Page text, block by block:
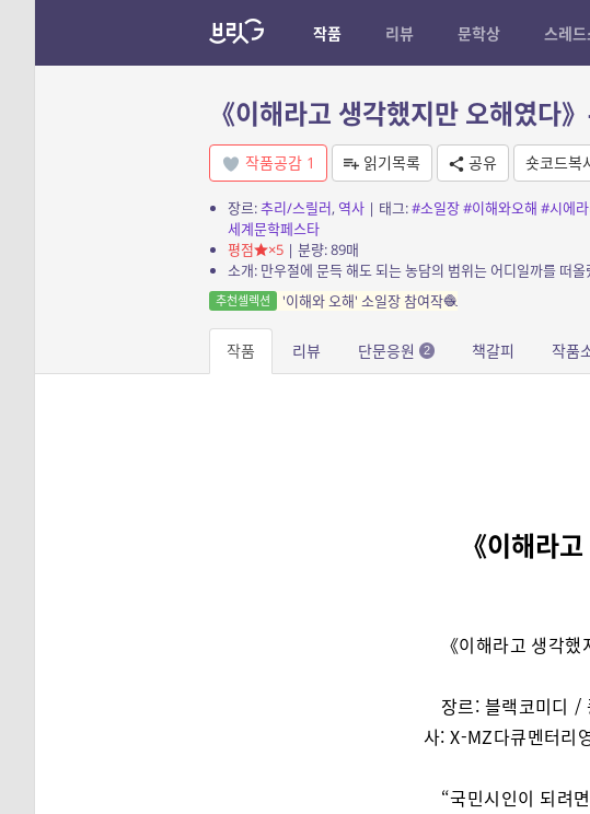
작품 리뷰 문학상 스레
《이해라고 생각했지만 오해였
작품공감 1 읽기목록 공유 숏코드복
장르:추리/스릴러, 역사| 태그:#소일장#이해와오해 #시에
세계문학페스타
평점
×5| 분량: 89매
추천셀렉션 '이해와 오해' 소일장 참여작🧶
작품 리뷰 단문응원 2 책갈피 작품
《이해라
《이해라고 생각
장르: 블랙코미디 /
사: X-MZ다큐멘터리
“국민시인이 되려